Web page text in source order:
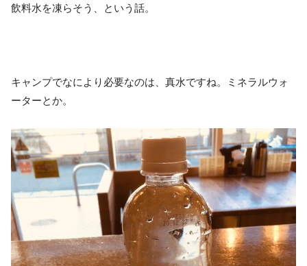
飲料水を凍らそう、という話。
キャンプでなにより必要なのは、真水ですね。ミネラルウォ
ーターとか。